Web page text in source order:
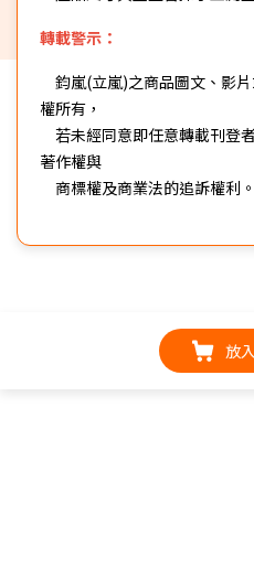
轉載警示：
鈞嵐(立嵐)之商品圖文、影
權所有，
若未經同意即任意轉載刊登
著作權與
商標權及商業法的追訴權利。
放